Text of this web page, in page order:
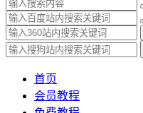
首页
会员教程